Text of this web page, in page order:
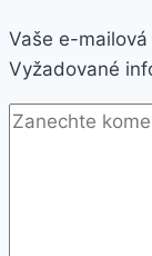
Vaše e-
Vyžadované